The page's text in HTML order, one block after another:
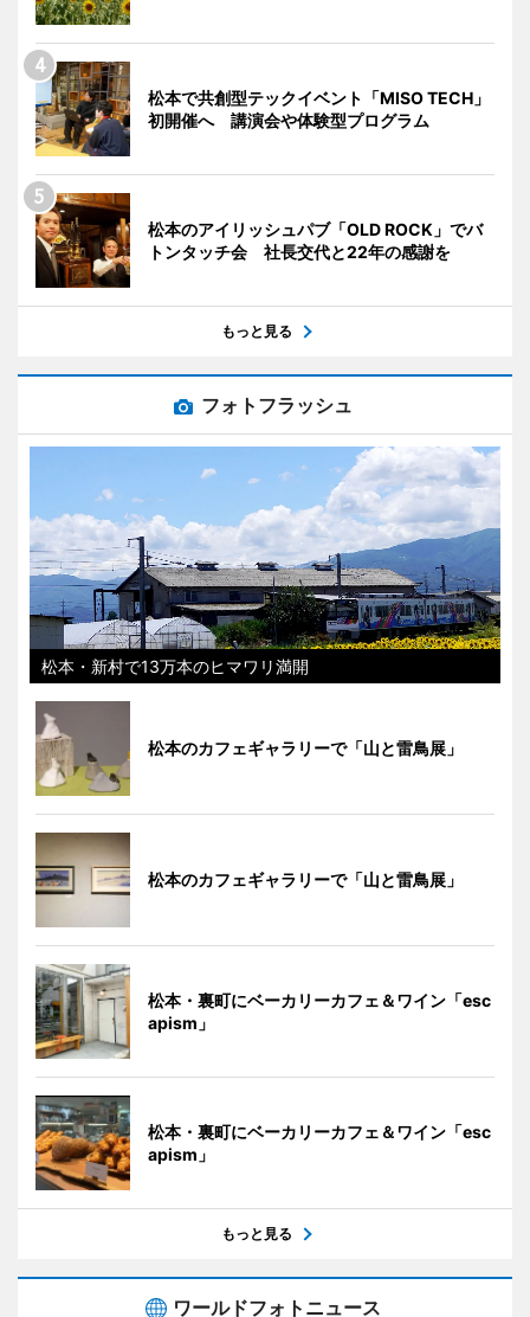
松本で共創型テックイベント「MISO TECH」
初開催へ 講演会や体験型プログラム
松本のアイリッシュパブ「OLD ROCK」でバ
トンタッチ会 社長交代と22年の感謝を
もっと見る
フォトフラッシュ
松本・新村で13万本のヒマワリ満開
松本のカフェギャラリーで「山と雷鳥展」
松本のカフェギャラリーで「山と雷鳥展」
松本・裏町にベーカリーカフェ＆ワイン「esc
apism」
松本・裏町にベーカリーカフェ＆ワイン「esc
apism」
もっと見る
ワールドフォトニュース